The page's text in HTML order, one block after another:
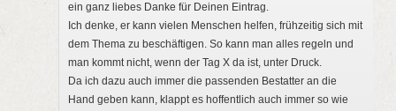
ein ganz liebes Danke für Deinen Eintrag.
Ich denke, er kann vielen Menschen helfen, frühzeitig sich mit
dem Thema zu beschäftigen. So kann man alles regeln und
man kommt nicht, wenn der Tag X da ist, unter Druck.
Da ich dazu auch immer die passenden Bestatter an die
Hand geben kann, klappt es hoffentlich auch immer so wie